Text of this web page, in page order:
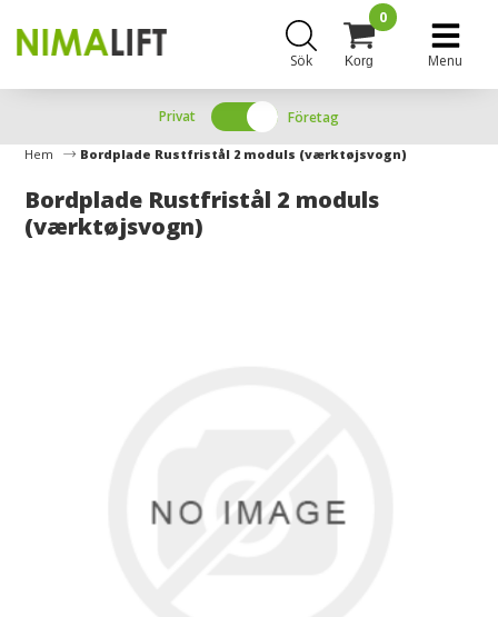
Sök Korg
0
Menu
Privat Företag
Hem Bordplade Rustfristål 2 moduls (værktøjsvogn)
Bordplade Rustfristål 2 moduls
(værktøjsvogn)